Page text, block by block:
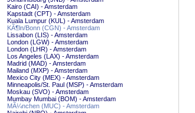
Kairo (CAI) - Amsterdam
Kapstadt (CPT) - Amsterdam
Kuala Lumpur (KUL) - Amsterdam
KÃ¶ln/Bonn (CGN) - Amsterdam
Lissabon (LIS) - Amsterdam
London (LGW) - Amsterdam
London (LHR) - Amsterdam
Los Angeles (LAX) - Amsterdam
Madrid (MAD) - Amsterdam
Mailand (MXP) - Amsterdam
Mexico City (MEX) - Amsterdam
Minneapolis/St. Paul (MSP) - Amsterdam
Moskau (SVO) - Amsterdam
Mumbay Mumbai (BOM) - Amsterdam
MÃ¼nchen (MUC) - Amsterdam